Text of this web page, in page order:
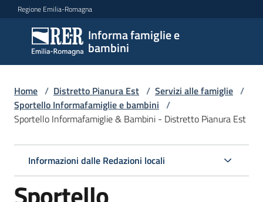
Vai al contenuto
Vai alla navigazione
Vai al footer
Regione Emilia-Romagna
Informa famiglie e
bambini
Informa
famiglie
e
bambini
Menu selezionato
Home / Distretto Pianura Est / Servizi alle famiglie /
Sportello Informafamiglie e bambini /
Sportello Informafamiglie & Bambini - Distretto Pianura Est
Informazioni dalle Redazioni locali